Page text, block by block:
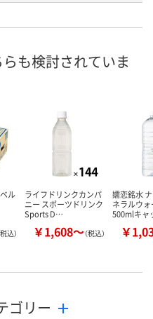
8月12日（水）
カゴへ カ
も検討されていま
ル
税込）
ライフドリンクカンパ
ニー スポーツドリンク
Sports D…
￥1,608～（税込）
嬬恋銘水
ネラルウ
500mlキ
￥
ゴリー